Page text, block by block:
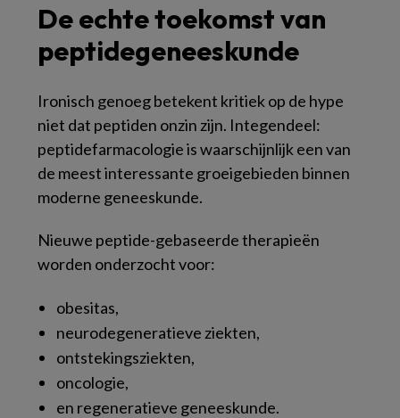
De echte toekomst van
peptidegeneeskunde
Ironisch genoeg betekent kritiek op de hype
niet dat peptiden onzin zijn. Integendeel:
peptidefarmacologie is waarschijnlijk een van
de meest interessante groeigebieden binnen
moderne geneeskunde.
Nieuwe peptide-gebaseerde therapieën
worden onderzocht voor:
obesitas,
neurodegeneratieve ziekten,
ontstekingsziekten,
oncologie,
en regeneratieve geneeskunde.